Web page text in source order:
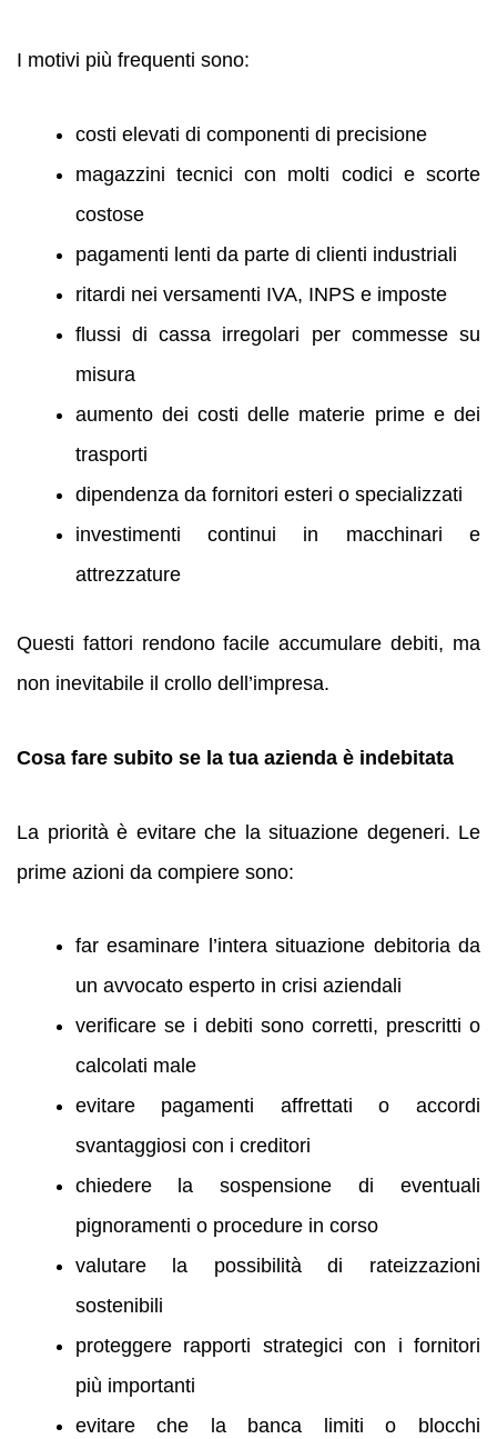
I motivi più frequenti sono:
costi elevati di componenti di precisione
magazzini tecnici con molti codici e scorte
costose
pagamenti lenti da parte di clienti industriali
ritardi nei versamenti IVA, INPS e imposte
flussi di cassa irregolari per commesse su
misura
aumento dei costi delle materie prime e dei
trasporti
dipendenza da fornitori esteri o specializzati
investimenti continui in macchinari e
attrezzature
Questi fattori rendono facile accumulare debiti, ma
non inevitabile il crollo dell’impresa.
Cosa fare subito se la tua azienda è indebitata
La priorità è evitare che la situazione degeneri. Le
prime azioni da compiere sono:
far esaminare l’intera situazione debitoria da
un avvocato esperto in crisi aziendali
verificare se i debiti sono corretti, prescritti o
calcolati male
evitare pagamenti affrettati o accordi
svantaggiosi con i creditori
chiedere la sospensione di eventuali
pignoramenti o procedure in corso
valutare la possibilità di rateizzazioni
sostenibili
proteggere rapporti strategici con i fornitori
più importanti
evitare che la banca limiti o blocchi